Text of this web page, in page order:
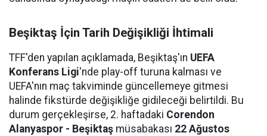
Beşiktaş İçin Tarih Değişikliği İhtimali
TFF'den yapılan açıklamada, Beşiktaş'ın UEFA
Konferans Ligi'nde play-off turuna kalması ve
UEFA'nın maç takviminde güncellemeye gitmesi
halinde fikstürde değişikliğe gidileceği belirtildi. Bu
durum gerçekleşirse, 2. haftadaki Corendon
Alanyaspor - Beşiktaş müsabakası 22 Ağustos